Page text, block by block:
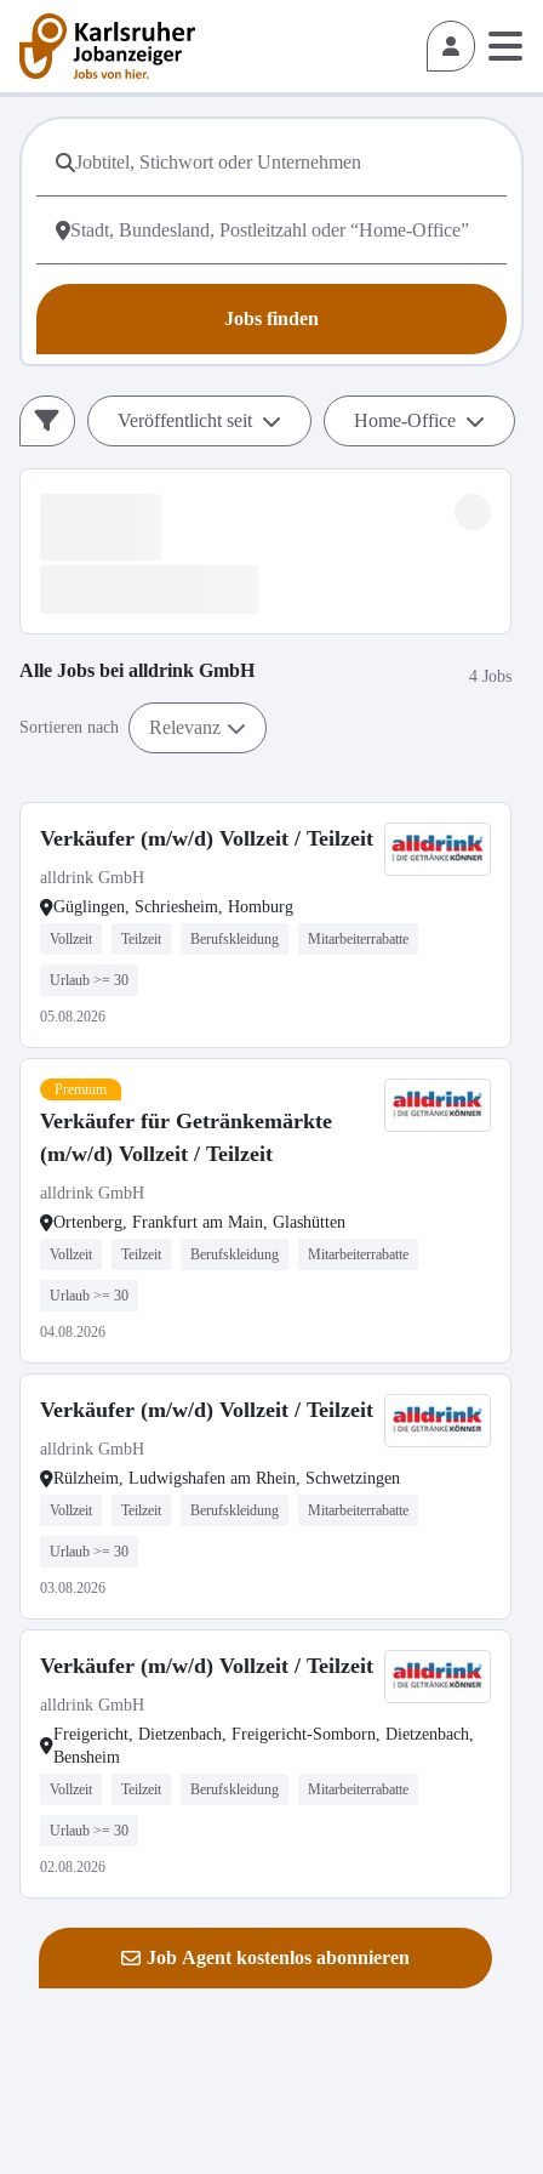
Jobs finden
Veröffentlicht seit Home-Office
Alle Jobs bei alldrink GmbH 4 Jobs
Sortieren nach Relevanz
Verkäufer (m/w/d) Vollzeit / Teilzeit
alldrink GmbH
Güglingen, Schriesheim, Homburg
Vollzeit Teilzeit Berufskleidung Mitarbeiterrabatte
Urlaub >= 30
05.08.2026
Premium
Verkäufer für Getränkemärkte
(m/w/d) Vollzeit / Teilzeit
alldrink GmbH
Ortenberg, Frankfurt am Main, Glashütten
Vollzeit Teilzeit Berufskleidung Mitarbeiterrabatte
Urlaub >= 30
04.08.2026
Verkäufer (m/w/d) Vollzeit / Teilzeit
alldrink GmbH
Rülzheim, Ludwigshafen am Rhein, Schwetzingen
Vollzeit Teilzeit Berufskleidung Mitarbeiterrabatte
Urlaub >= 30
03.08.2026
Verkäufer (m/w/d) Vollzeit / Teilzeit
alldrink GmbH
Freigericht, Dietzenbach, Freigericht-Somborn, Dietzenbach,
Bensheim
Vollzeit Teilzeit Berufskleidung Mitarbeiterrabatte
Urlaub >= 30
02.08.2026
Job Agent kostenlos abonnieren